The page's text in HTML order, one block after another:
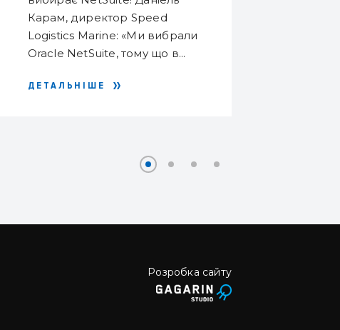
Карам, директор Speed ​​
Logistics Marine: «Ми вибрали
Oracle NetSuite, тому що в...
ДЕТАЛЬНІШЕ
Розробка сайту